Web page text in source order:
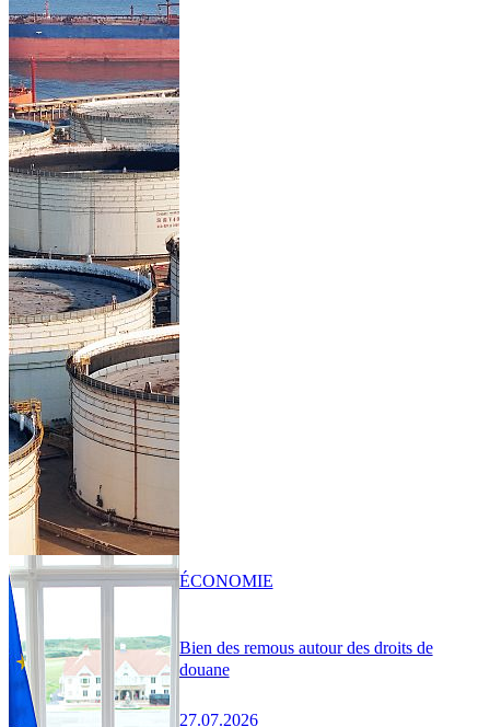
Bien des remous autour des droits de
douane
27.07.2026
ÉCONOMIE